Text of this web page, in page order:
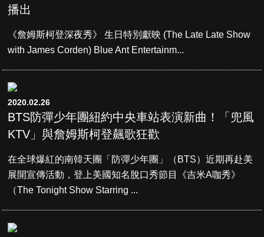
播出
《詹姆斯柯登深夜秀》 生日特別獻映 (The Late Late Show
with James Corden) Blue Ant Entertainm...
2020.02.26
BTS防彈少年團紐約中央車站表演新曲！「兜風
KTV」與詹姆斯柯登飆歌狂歡
在全球爆紅的南韓天團「防彈少年團」（BTS）近期再赴美
展開宣傳活動，登上美國知名脫口秀節目《吉米A咖秀》
（The Tonight Show Starring ...